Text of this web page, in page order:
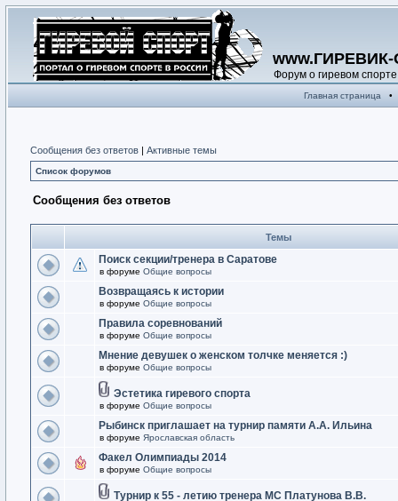
Форум о гиревом спорте
Главная страница •
Сообщения без ответов | Активные темы
Список форумов
Сообщения без ответов
Темы
Поиск секции/тренера в Саратове
в форуме Общие вопросы
Возвращаясь к истории
в форуме Общие вопросы
Правила соревнований
в форуме Общие вопросы
Мнение девушек о женском толчке меняется :)
в форуме Общие вопросы
Эстетика гиревого спорта
в форуме Общие вопросы
Рыбинск приглашает на турнир памяти А.А. Ильина
в форуме Ярославская область
Факел Олимпиады 2014
в форуме Общие вопросы
Турнир к 55 - летию тренера МС Платунова В.В.